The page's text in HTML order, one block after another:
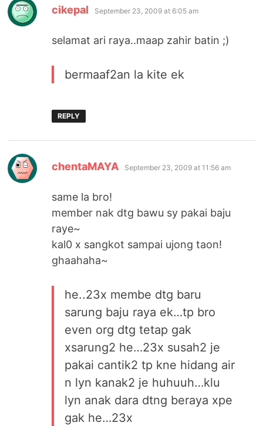
cikepal says:
September 23, 2009 at 6:05 am
selamat ari raya..maap zahir batin ;)
bermaaf2an la kite ek
REPLY
chentaMAYA says:
September 23, 2009 at 11:56 am
same la bro!
member nak dtg bawu sy pakai baju
raye~
kal0 x sangkot sampai ujong taon!
ghaahaha~
he..23x membe dtg baru
sarung baju raya ek…tp bro
even org dtg tetap gak
xsarung2 he…23x susah2 je
pakai cantik2 tp kne hidang air
n lyn kanak2 je huhuuh…klu
lyn anak dara dtng beraya xpe
gak he…23x